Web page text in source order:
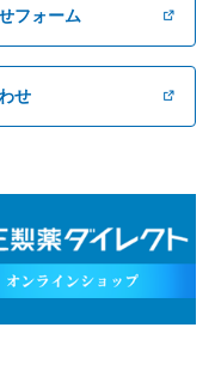
フォーム
せ